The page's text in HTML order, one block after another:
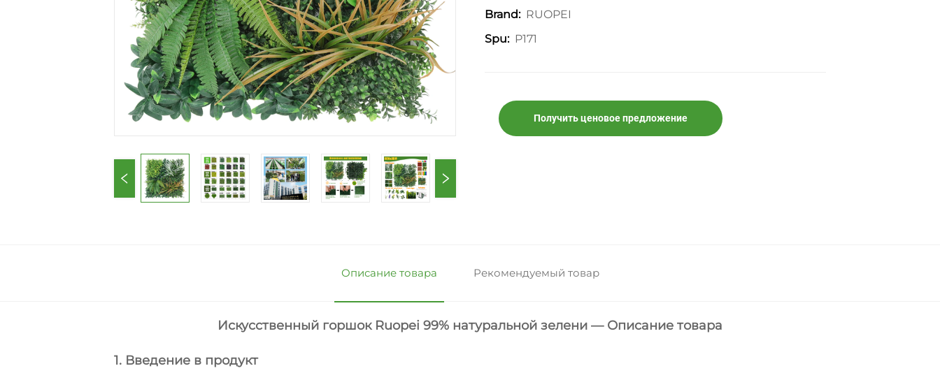
Brand: RUOPEI
Spu: P171
Получить ценовое предложение
Описание товара Рекомендуемый товар
Искусственный горшок Ruopei 99% натуральной зелени — Описание товара
1. Введение в продукт